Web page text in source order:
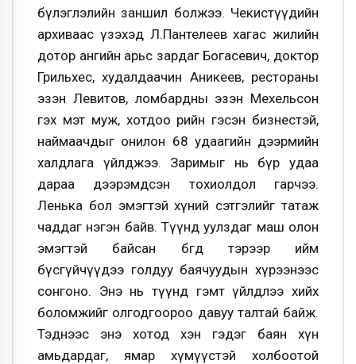
бүлэглэлийн заншил болжээ. Чекистүүдийн
архиваас үзэхэд Л.Пантелеев хагас жилийн
дотор ангийн арьс зардаг Богасевич, доктор
Грильхес, худалдаачин Аникеев, рестораны
эзэн Левитов, ломбардны эзэн Мехельсон
гэх мэт муж, хотдоо өөрийн гэсэн бизнестэй,
наймаачдыг онилон 68 удаагийн дээрмийн
халдлага үйлджээ. Заримыг нь бүр удаа
дараа дээрэмдсэн тохиолдол гарчээ.
Ленька бол эмэгтэй хүний сэтгэлийг татаж
чаддаг нэгэн байв. Түүнд уулздаг маш олон
эмэгтэй байсан бөгөөд тэрээр ийм
бүсгүйчүүдээ голдуу баячуудын хүрээнээс
сонгоно. Энэ нь түүнд гэмт үйлдлээ хийх
боломжийг олгодгоороо давуу талтай байж.
Тэднээс энэ хотод хэн гэдэг баян хүн
амьдардаг, ямар хүмүүстэй холбоотой